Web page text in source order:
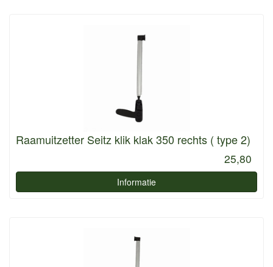
Raamuitzetter Seitz klik klak 350 rechts ( type 2)
25,80
Informatie